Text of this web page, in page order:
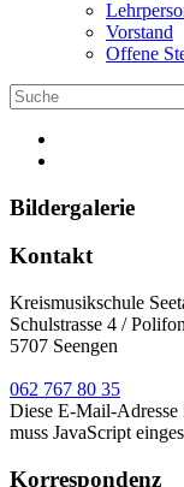
Vorstand
Offene
Bildergalerie
Kontakt
Kreismusikschule
Schulstrasse 4 /
5707 Seengen
062 767 80 35
Diese E-Mail-Adresse
muss JavaScript
Korrespondenz